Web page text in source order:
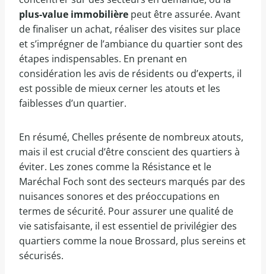
plus-value immobilière peut être assurée. Avant
de finaliser un achat, réaliser des visites sur place
et s’imprégner de l’ambiance du quartier sont des
étapes indispensables. En prenant en
considération les avis de résidents ou d’experts, il
est possible de mieux cerner les atouts et les
faiblesses d’un quartier.
En résumé, Chelles présente de nombreux atouts,
mais il est crucial d’être conscient des quartiers à
éviter. Les zones comme la Résistance et le
Maréchal Foch sont des secteurs marqués par des
nuisances sonores et des préoccupations en
termes de sécurité. Pour assurer une qualité de
vie satisfaisante, il est essentiel de privilégier des
quartiers comme la noue Brossard, plus sereins et
sécurisés.